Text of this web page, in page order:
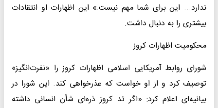
ندارد... این برای شما مهم نیست.» این اظهارات او انتقادات
بیشتری را به دنبال داشت.
محکومیت اظهارات کروز
شورای روابط آمریکایی اسلامی اظهارات کروز را «نفرت‌انگیز»
توصیف کرد و از او خواست که عذرخواهی کند. این شورا در
بیانیه‌ای اعلام کرد: «اگر تد کروز ذره‌ای شأن انسانی داشته